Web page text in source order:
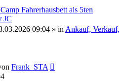
Fahrerhausbett als 5ten
JC
09:04 » in Ankauf, Verkauf,
Frank_STA